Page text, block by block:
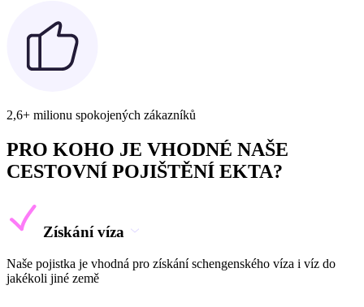
2,6+ milionu spokojených zákazníků
PRO KOHO JE VHODNÉ NAŠE
CESTOVNÍ POJIŠTĚNÍ EKTA?
Získání víza
Naše pojistka je vhodná pro získání schengenského víza i víz do
jakékoli jiné země